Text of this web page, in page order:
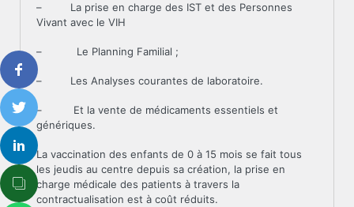
– La prise en charge des IST et des Personnes
Vivant avec le VIH
– Le Planning Familial ;
– Les Analyses courantes de laboratoire.
– Et la vente de médicaments essentiels et
génériques.
La vaccination des enfants de 0 à 15 mois se fait tous
les jeudis au centre depuis sa création, la prise en
charge médicale des patients à travers la
contractualisation est à coût réduits.